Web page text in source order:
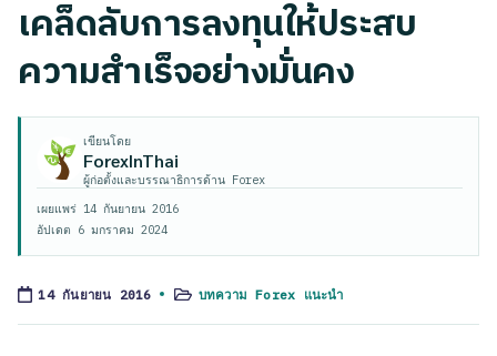
เคล็ดลับการลงทุนให้ประสบ
ความสำเร็จอย่างมั่นคง
เขียนโดย
ForexInThai
ผู้ก่อตั้งและบรรณาธิการด้าน Forex
เผยแพร่ 14 กันยายน 2016
อัปเดต 6 มกราคม 2024
14 กันยายน 2016
Postedบทความ Forex แนะนำ